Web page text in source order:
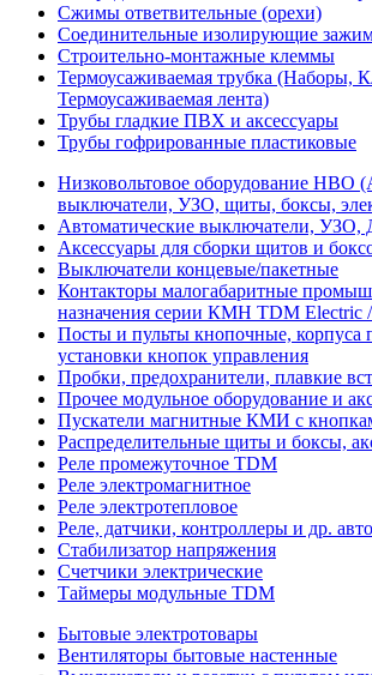
Сжимы ответвительные (орехи)
Соединительные изолирующие
Строительно-монтажные клеммы
Термоусаживаемая трубка (Наборы,
Термоусаживаемая лента)
Трубы гладкие ПВХ и аксессуары
Трубы гофрированные пластиковые
Низковольтовое оборудование НВО
выключатели, УЗО, щиты, боксы,
Автоматические выключатели, УЗО,
Аксессуары для сборки щитов и
Выключатели концевые/пакетные
Контакторы малогабаритные
назначения серии КМН TDM Electric
Посты и пульты кнопочные, корпуса
установки кнопок управления
Пробки, предохранители, плавкие
Прочее модульное оборудование и
Пускатели магнитные КМИ с
Распределительные щиты и боксы,
Реле промежуточное TDM
Реле электромагнитное
Реле электротепловое
Реле, датчики, контроллеры и др.
Стабилизатор напряжения
Счетчики электрические
Таймеры модульные TDM
Бытовые электротовары
Вентиляторы бытовые настенные